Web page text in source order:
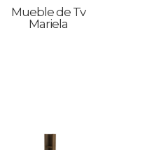
Mueble de Tv
Mariela